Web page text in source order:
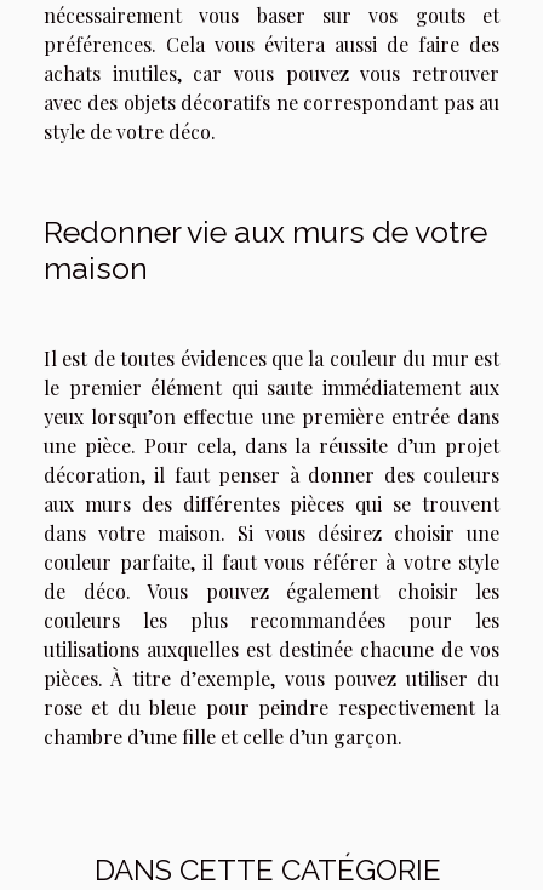
nécessairement vous baser sur vos gouts et
préférences. Cela vous évitera aussi de faire des
achats inutiles, car vous pouvez vous retrouver
avec des objets décoratifs ne correspondant pas au
style de votre déco.
Redonner vie aux murs de votre
maison
Il est de toutes évidences que la couleur du mur est
le premier élément qui saute immédiatement aux
yeux lorsqu’on effectue une première entrée dans
une pièce. Pour cela, dans la réussite d’un projet
décoration, il faut penser à donner des couleurs
aux murs des différentes pièces qui se trouvent
dans votre maison. Si vous désirez choisir une
couleur parfaite, il faut vous référer à votre style
de déco. Vous pouvez également choisir les
couleurs les plus recommandées pour les
utilisations auxquelles est destinée chacune de vos
pièces. À titre d’exemple, vous pouvez utiliser du
rose et du bleue pour peindre respectivement la
chambre d’une fille et celle d’un garçon.
DANS CETTE CATÉGORIE